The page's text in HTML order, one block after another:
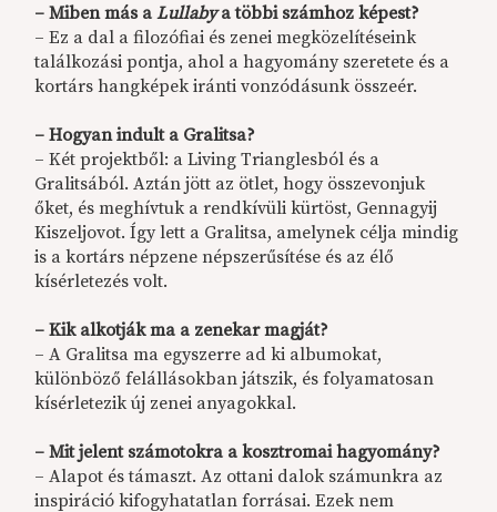
– Miben más aLullabya többi számhoz képest?
– Ez a dal a filozófiai és zenei megközelítéseink
találkozási pontja, ahol a hagyomány szeretete és a
kortárs hangképek iránti vonzódásunk összeér.
–Hogyan indult a Gralitsa?
– Két projektből: a Living Trianglesból és a
Gralitsából. Aztán jött az ötlet, hogy összevonjuk
őket, és meghívtuk a rendkívüli kürtöst, Gennagyij
Kiszeljovot. Így lett a Gralitsa, amelynek célja mindig
is a kortárs népzene népszerűsítése és az élő
kísérletezés volt.
–Kik alkotják ma a zenekar magját?
– A Gralitsa ma egyszerre ad ki albumokat,
különböző felállásokban játszik, és folyamatosan
kísérletezik új zenei anyagokkal.
– Mit jelent számotokra a kosztromai hagyomány?
– Alapot és támaszt. Az ottani dalok számunkra az
inspiráció kifogyhatatlan forrásai. Ezek nem